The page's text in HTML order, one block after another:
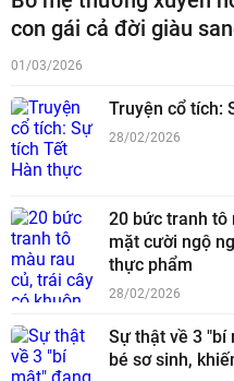
con gái cả đời giàu
01/03/2026
Truyện cổ tích:
28/02/2026
20 bức tranh tô
mặt cười ngộ
thực phẩm
28/02/2026
Sự thật về 3
bé sơ sinh,